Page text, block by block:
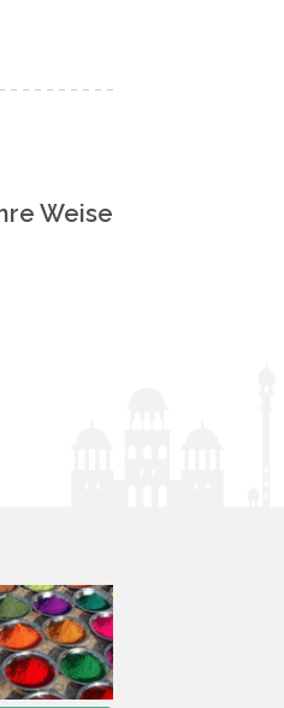
Weise